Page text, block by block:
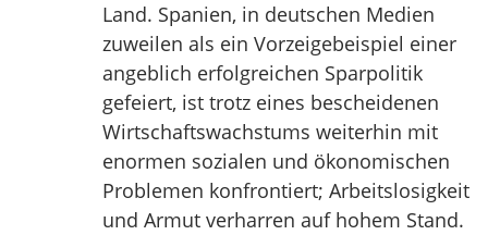
Land. Spanien, in deutschen Medien
zuweilen als ein Vorzeigebeispiel einer
angeblich erfolgreichen Sparpolitik
gefeiert, ist trotz eines bescheidenen
Wirtschaftswachstums weiterhin mit
enormen sozialen und ökonomischen
Problemen konfrontiert; Arbeitslosigkeit
und Armut verharren auf hohem Stand.